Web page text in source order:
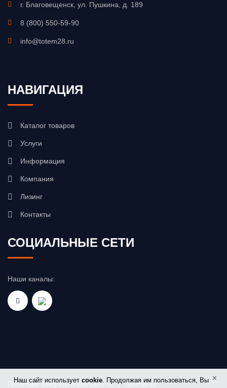
г. Благовещенск, ул. Пушкина, д. 189
8 (800) 550-59-90
info@totem28.ru
НАВИГАЦИЯ
Каталог товаров
Услуги
Информация
Компания
Лизинг
Контакты
СОЦИАЛЬНЫЕ СЕТИ
Наши каналы:
Политика конфиденциальности | Контакты
×
Наш сайт использует cookie. Продолжая им пользоваться, Вы